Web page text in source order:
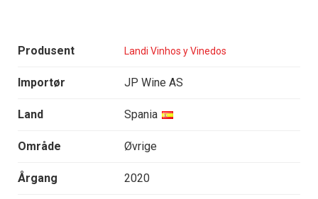
Produsent Landi Vinhos y Vinedos
Importør JP Wine AS
Land Spania
Område Øvrige
Årgang 2020